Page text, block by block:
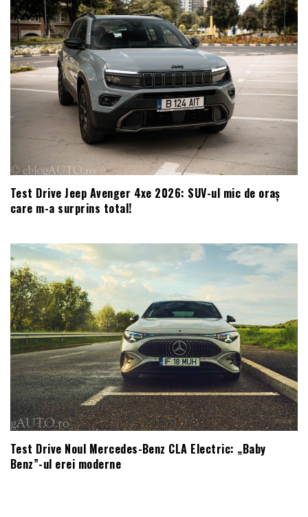
Test Drive Jeep Avenger 4xe 2026: SUV-ul mic de oraș
care m-a surprins total!
Test Drive Noul Mercedes-Benz CLA Electric: „Baby
Benz”-ul erei moderne